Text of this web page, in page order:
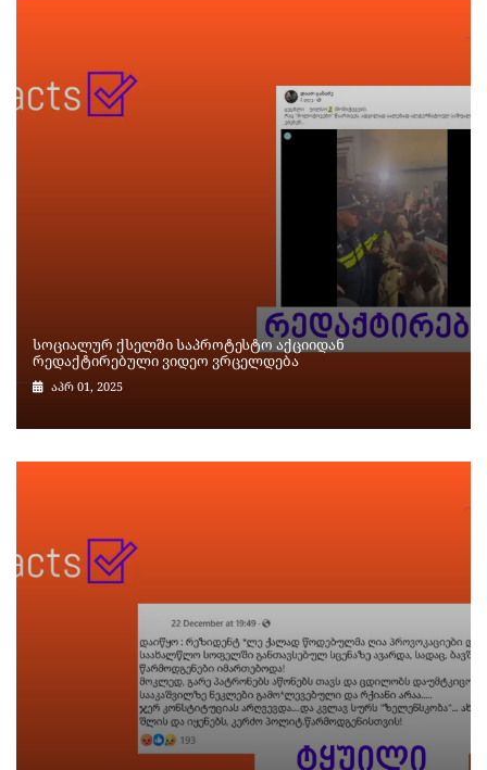
სოციალურ ქსელში საპროტესტო აქციიდან
რედაქტირებული ვიდეო ვრცელდება
აპრ 01, 2025